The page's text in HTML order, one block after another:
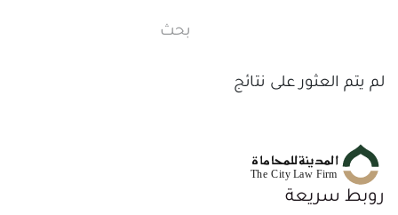
لم يتم العثور على نتائج
روبط سريعة